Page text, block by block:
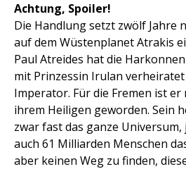
Achtung, Spoiler!
Die Handlung setzt zwölf Jahre
auf dem Wüstenplanet Atrakis
Paul Atreides hat die
mit Prinzessin Irulan
Imperator. Für die Fremen ist
ihrem Heiligen geworden. Sein
zwar fast das ganze
auch 61 Milliarden Menschen
aber keinen Weg zu finden,